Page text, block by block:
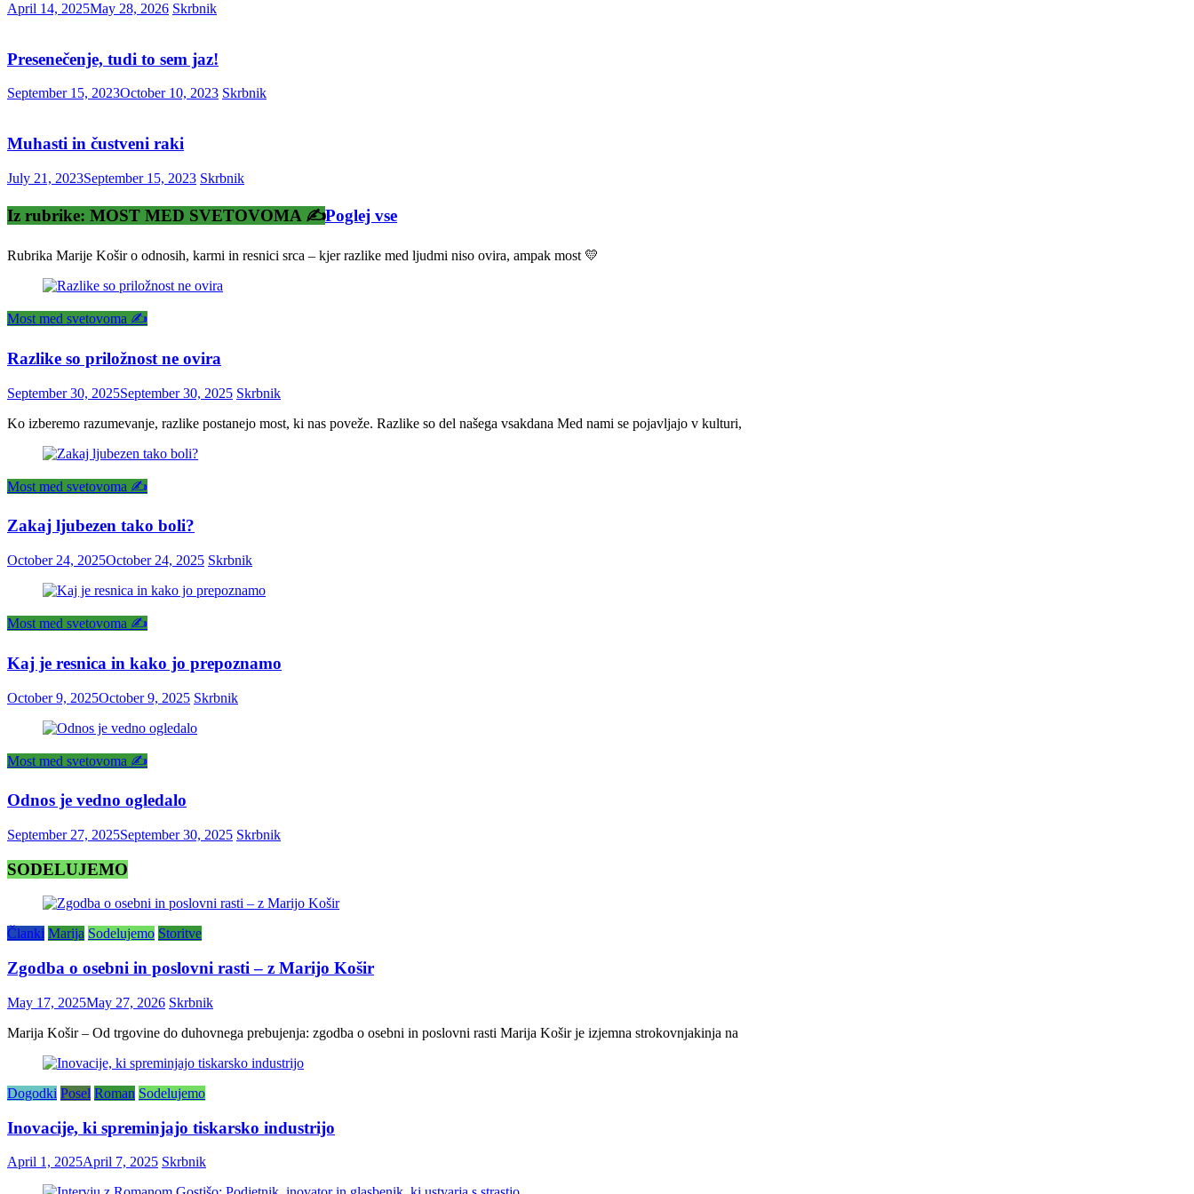
April 14, 2025May 28, 2026 Skrbnik
Presenečenje, tudi to sem jaz!
September 15, 2023October 10, 2023 Skrbnik
Muhasti in čustveni raki
July 21, 2023September 15, 2023 Skrbnik
Iz rubrike: MOST MED SVETOVOMA ✍️Poglej vse
Rubrika Marije Košir o odnosih, karmi in resnici srca – kjer razlike med ljudmi niso ovira, ampak most 💛
Most med svetovoma ✍️
Razlike so priložnost ne ovira
September 30, 2025September 30, 2025 Skrbnik
Ko izberemo razumevanje, razlike postanejo most, ki nas poveže. Razlike so del našega vsakdana Med nami se pojavljajo v kulturi,
Most med svetovoma ✍️
Zakaj ljubezen tako boli?
October 24, 2025October 24, 2025 Skrbnik
Most med svetovoma ✍️
Kaj je resnica in kako jo prepoznamo
October 9, 2025October 9, 2025 Skrbnik
Most med svetovoma ✍️
Odnos je vedno ogledalo
September 27, 2025September 30, 2025 Skrbnik
SODELUJEMO
Članki Marija Sodelujemo Storitve
Zgodba o osebni in poslovni rasti – z Marijo Košir
May 17, 2025May 27, 2026 Skrbnik
Marija Košir – Od trgovine do duhovnega prebujenja: zgodba o osebni in poslovni rasti Marija Košir je izjemna strokovnjakinja na
Dogodki Posel Roman Sodelujemo
Inovacije, ki spreminjajo tiskarsko industrijo
April 1, 2025April 7, 2025 Skrbnik